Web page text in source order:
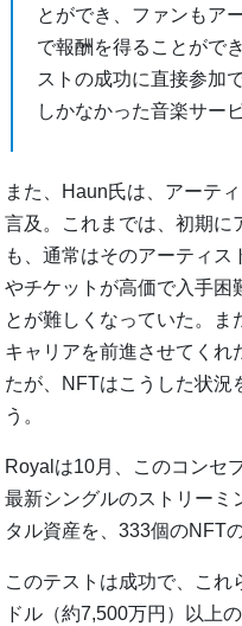
とができ、ファンもア
で報酬を得ることがで
ストの成功に直接参加
しかなかった音楽サー
また、Haun氏は、アーテ
言及。これまでは、初期に
も、通常はそのアーティ
やチケットが高価で入手困
とが難しくなっていた。
キャリアを前進させてくれ
たが、NFTはこうした状況
う。
Royalは10月、このコンセ
最新シングルのストリーミ
タル資産を、333個のNFT
このテストは成功で、こ
ドル（約7,500万円）以上